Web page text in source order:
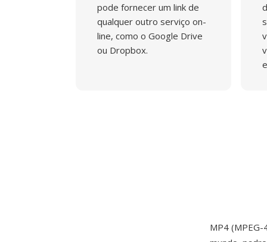
pode fornecer um link de
qualquer outro serviço on-
line, como o Google Drive
ou Dropbox.
MP4